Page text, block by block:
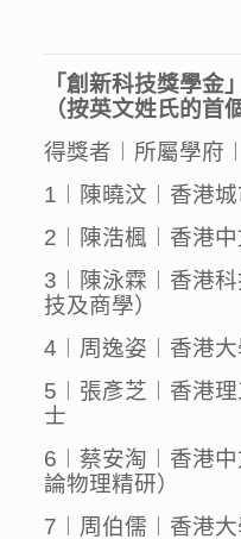
「創新科技獎學金
（按英文姓氏的首
得獎者︱所屬學府
1︱陳曉汶︱香港
2︱陳浩楓︱香港
3︱陳泳霖︱香港
技及商學）
4︱周逸姿︱香港
5︱張彥芝︱香港
士
6︱蔡安淘︱香港
論物理精研）
7︱周伯儒︱香港